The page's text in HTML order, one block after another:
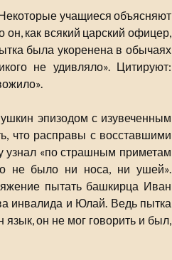
учащиеся объясняют
он, как всякий царский офицер,
была укоренена в обычаях
не удивляло». Цитируют:
эпизодом с изувеченным
что расправы с восставшими
узнал «по страшным приметам
не было ни носа, ни ушей».
пытать башкирца Иван
инвалида и Юлай. Ведь пытка
он не мог говорить и был,